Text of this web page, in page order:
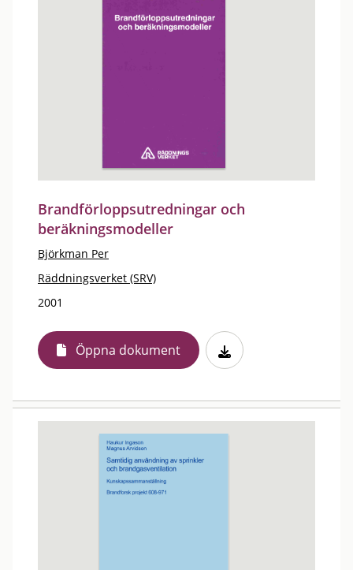
Brandförloppsutredningar och
beräkningsmodeller
Björkman Per
Räddningsverket (SRV)
2001
Öppna dokument